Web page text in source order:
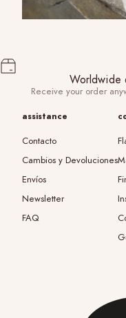
Worldwide
Receive your order
assistance
Contacto
Cambios y Devoluciones
Envíos
Newsletter
FAQ